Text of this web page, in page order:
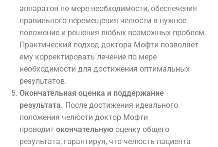
аппаратов по мере необходимости, обеспечения
правильного перемещения челюсти в нужное
положение и решения любых возможных проблем.
Практический подход доктора Мофти позволяет
ему корректировать лечение по мере
необходимости для достижения оптимальных
результатов.
Окончательная оценка и поддержание
результата. После достижения идеального
положения челюсти доктор Мофти
проводит окончательную оценку общего
результата, гарантируя, что челюсть пациента